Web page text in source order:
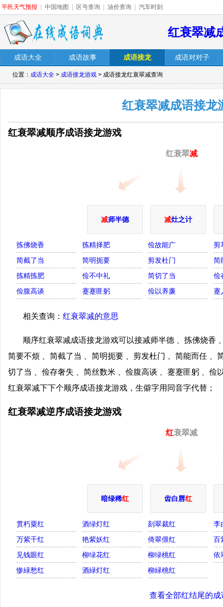
平邑天气预报 中国地图 区号查询 油价查询 汽车时刻
红衰翠减
成语大全 成语故事 成语接龙 成语对对子
位置： 成语大全 > 成语接龙游戏 > 成语接龙红衰翠减查询
红衰翠减成语接龙
红衰翠减顺序成语接龙游戏
红衰翠减
减师半德 减灶之计
拣佛烧香 拣精择肥 俭故能广
剪
简截了当
简明扼要 剪发杜门
简
拣精拣肥
俭不中礼 简切了当
俭
俭腹高谈
蹇蹇匪躬 俭以养廉 蹇
相关查询： 红衰翠减的意思
顺序红衰翠减成语接龙游戏可以接减师半德 、拣佛烧香
简要不烦 、简截了当 、简明扼要 、剪发杜门 、简能而任 、
切了当 、俭存奢失 、简丝数米 、俭腹高谈 、蹇蹇匪躬 、俭
红衰翠减下下个顺序成语接龙游戏，生僻字用同音字代替；
红衰翠减逆序成语接龙游戏
红衰翠减
暗绿稀红 齿白唇红
贯朽粟红 酒绿灯红 刻翠裁红
李
万紫千红
艳紫妖红 倚翠偎红
百
见钱眼红
柳绿花红 柳绿桃红
依
惨緑愁红
酒緑灯红 柳緑桃红
查看全部红结尾的成